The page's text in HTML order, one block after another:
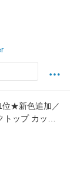
位★新色追加／
ップ カップ
トップ リブ
ミソール ナ
胸 産後 寄せ